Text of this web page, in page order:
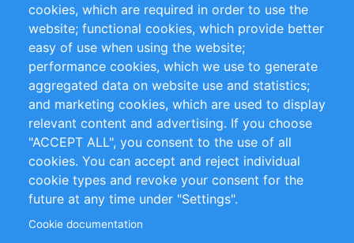
Privacy Policy
Terms and Conditions
Impressum
Customer Support
+49 (0)30 - 2084712 50
info@inomics.com
Follow Us
cookies, which are required in order to use the
website; functional cookies, which provide better
easy of use when using the website;
performance cookies, which we use to generate
aggregated data on website use and statistics;
and marketing cookies, which are used to display
relevant content and advertising. If you choose
"ACCEPT ALL", you consent to the use of all
cookies. You can accept and reject individual
cookie types and revoke your consent for the
future at any time under "Settings".
Cookie documentation